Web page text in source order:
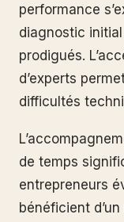
performance
diagnostic
prodigués.
d’experts
difficultés
de temps
entrepreneurs
bénéficient